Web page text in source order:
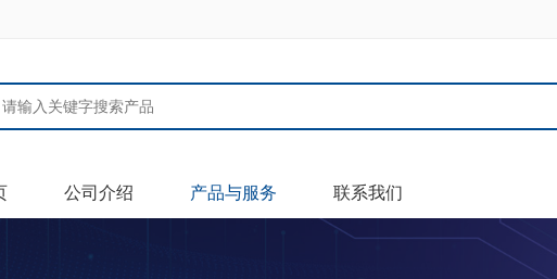
公司介绍 产品与服务 联系我们